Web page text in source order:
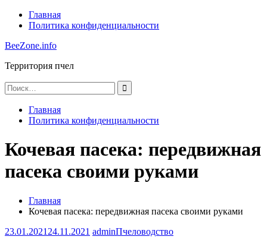
ПерейтиГлавная
Политика конфиденциальности
BeeZone.info
Территория пчел
Найти:
Главная
Политика конфиденциальности
Кочевая пасека: передвижная
пасека своими руками
Главная
Кочевая пасека: передвижная пасека своими руками
23.01.2021 24.11.2021 adminПчеловодство